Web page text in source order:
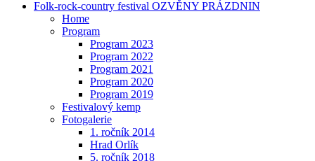
Folk-rock-country festival OZVĚNY PRÁZDNIN
Home
Program
Program 2023
Program 2022
Program 2021
Program 2020
Program 2019
Festivalový kemp
Fotogalerie
1. ročník 2014
Hrad Orlík
5. ročník 2018